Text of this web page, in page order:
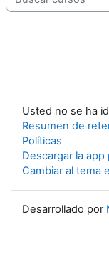
Usted no se ha
Resumen de
Políticas
Descargar la
Cambiar al tema
Desarrollado por